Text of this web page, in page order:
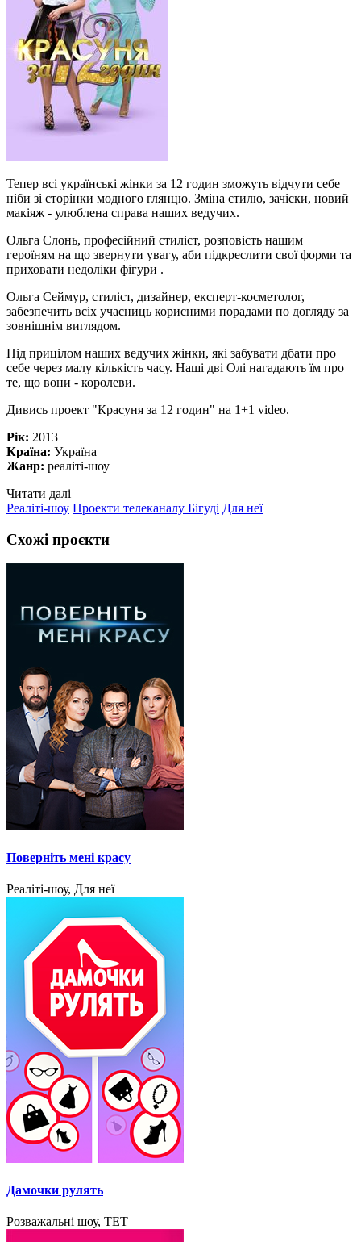
Тепер всі українські жінки за 12 годин зможуть відчути себе
ніби зі сторінки модного глянцю. Зміна стилю, зачіски, новий
макіяж - улюблена справа наших ведучих.
Ольга Слонь, професійний стиліст, розповість нашим
героїням на що звернути увагу, аби підкреслити свої форми та
приховати недоліки фігури .
Ольга Сеймур, стиліст, дизайнер, експерт-косметолог,
забезпечить всіх учасниць корисними порадами по догляду за
зовнішнім виглядом.
Під прицілом наших ведучих жінки, які забувати дбати про
себе через малу кількість часу. Наші дві Олі нагадають їм про
те, що вони - королеви.
Дивись проект "Красуня за 12 годин" на 1+1 video.
Рік: 2013
Країна: Україна
Жанр: реаліті-шоу
Читати далі
Реаліті-шоу Проекти телеканалу Бігуді Для неї
Схожі проєкти
Поверніть мені красу
Реаліті-шоу, Для неї
Дамочки рулять
Розважальні шоу, ТЕТ